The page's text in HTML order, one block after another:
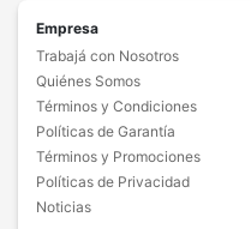
Empresa
Trabajá con Nosotros
Quiénes Somos
Términos y Condiciones
Políticas de Garantía
Términos y Promociones
Políticas de Privacidad
Noticias